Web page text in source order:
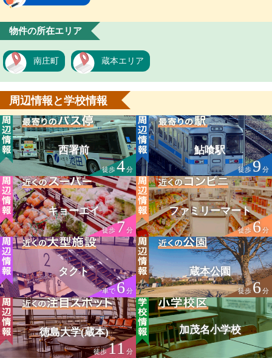
物件の所在エリア
南庄町 蔵本エリア
周辺情報と学校情報
西署前
徒歩4分
鮎喰駅
徒歩9分
キョーエイ
徒歩7分
ファミリーマート
徒歩6分
タクト
車で6分
蔵本公園
徒歩6分
徳島大学(蔵本)
徒歩11 分
加茂名小学校